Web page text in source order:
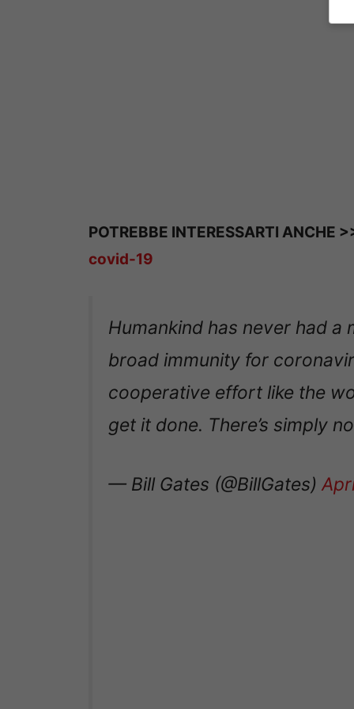
POTREBBE INTERESSARTI ANCHE
covid-19
Humankind has never had
broad immunity for
cooperative effort like the
get it done. There’s simply
— Bill Gates (@BillGates)